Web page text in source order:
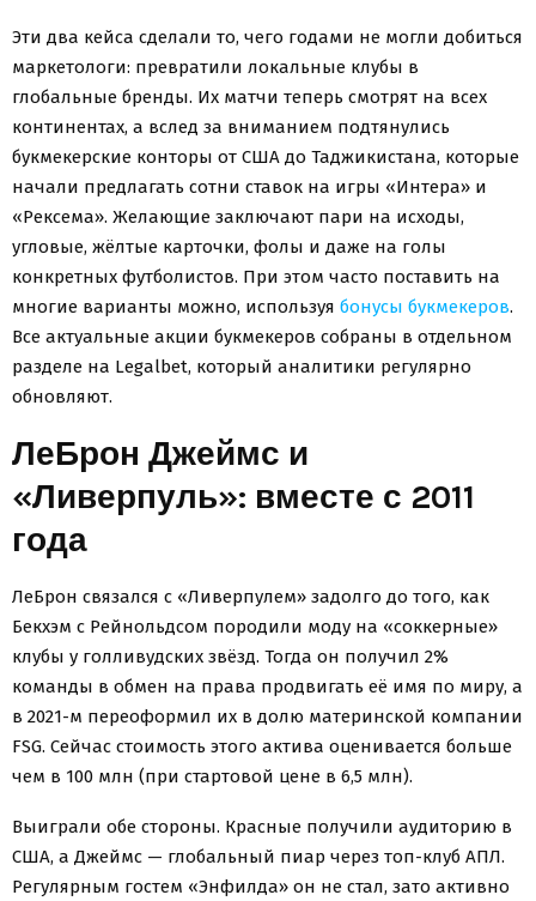
Эти два кейса сделали то, чего годами не могли добиться
маркетологи: превратили локальные клубы в
глобальные бренды. Их матчи теперь смотрят на всех
континентах, а вслед за вниманием подтянулись
букмекерские конторы от США до Таджикистана, которые
начали предлагать сотни ставок на игры «Интера» и
«Рексема». Желающие заключают пари на исходы,
угловые, жёлтые карточки, фолы и даже на голы
конкретных футболистов. При этом часто поставить на
многие варианты можно, используя бонусы букмекеров.
Все актуальные акции букмекеров собраны в отдельном
разделе на Legalbet, который аналитики регулярно
обновляют.
ЛеБрон Джеймс и
«Ливерпуль»: вместе с 2011
года
ЛеБрон связался с «Ливерпулем» задолго до того, как
Бекхэм с Рейнольдсом породили моду на «соккерные»
клубы у голливудских звёзд. Тогда он получил 2%
команды в обмен на права продвигать её имя по миру, а
в 2021-м переоформил их в долю материнской компании
FSG. Сейчас стоимость этого актива оценивается больше
чем в 100 млн (при стартовой цене в 6,5 млн).
Выиграли обе стороны. Красные получили аудиторию в
США, а Джеймс — глобальный пиар через топ-клуб АПЛ.
Регулярным гостем «Энфилда» он не стал, зато активно